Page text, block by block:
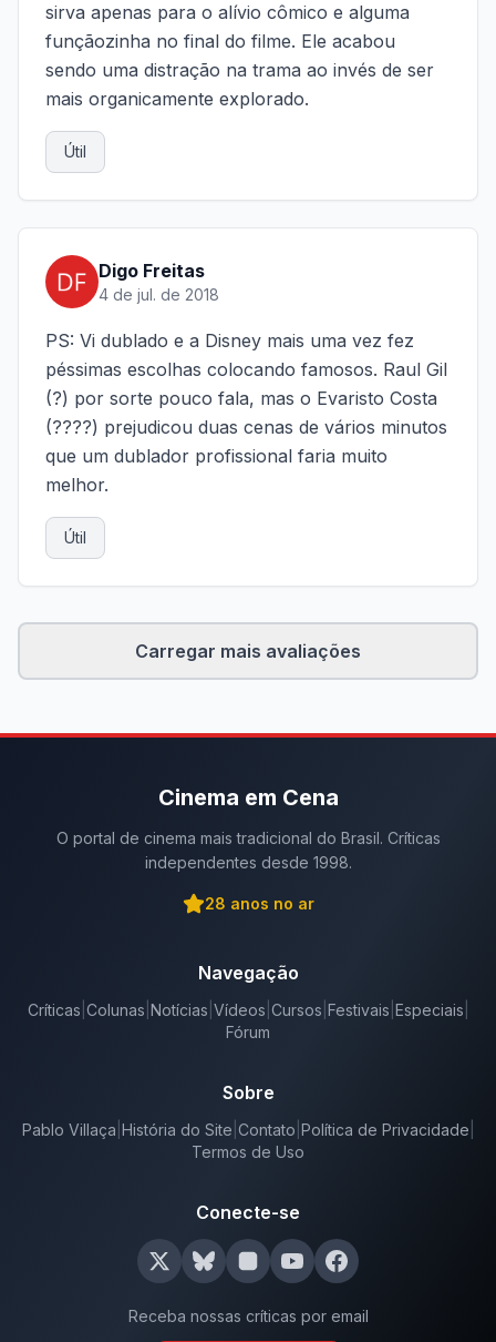
sirva apenas para o alívio cômico e alguma
funçãozinha no final do filme. Ele acabou
sendo uma distração na trama ao invés de ser
mais organicamente explorado.
Útil
Digo Freitas
4 de jul. de 2018
PS: Vi dublado e a Disney mais uma vez fez
péssimas escolhas colocando famosos. Raul Gil
(?) por sorte pouco fala, mas o Evaristo Costa
(????) prejudicou duas cenas de vários minutos
que um dublador profissional faria muito
melhor.
Útil
Carregar mais avaliações
Cinema em Cena
O portal de cinema mais tradicional do Brasil. Críticas
independentes desde 1998.
28 anos no ar
Navegação
Críticas Colunas Notícias Vídeos Cursos Festivais Especiais
Fórum
Sobre
Pablo Villaça História do Site Contato Política de Privacidade
Termos de Uso
Conecte-se
Receba nossas críticas por email